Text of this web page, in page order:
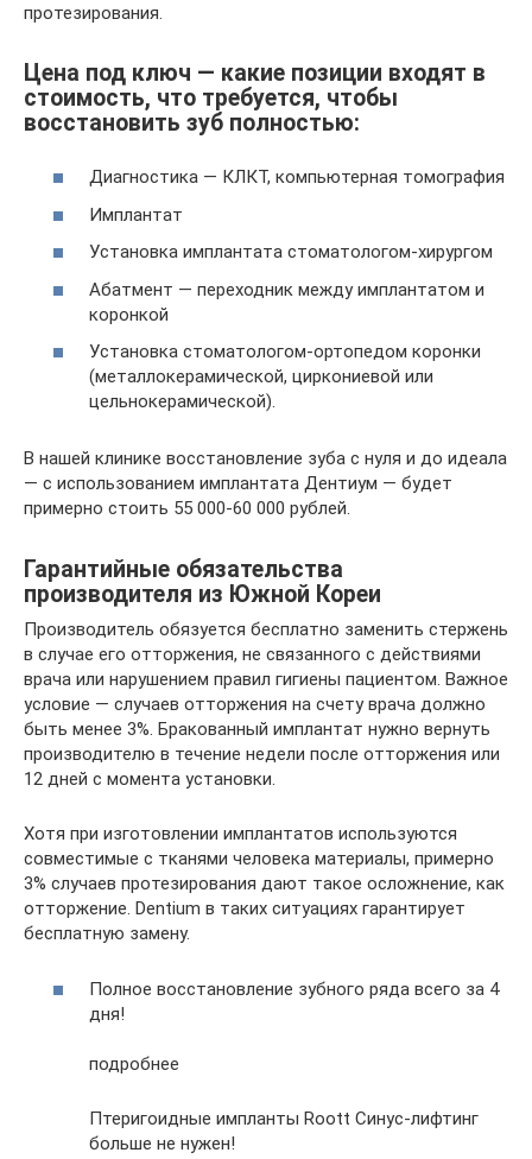
протезирования.
Цена под ключ — какие позиции входят в
стоимость, что требуется, чтобы
восстановить зуб полностью:
Диагностика — КЛКТ, компьютерная томография
Имплантат
Установка имплантата стоматологом-хирургом
Абатмент — переходник между имплантатом и
коронкой
Установка стоматологом-ортопедом коронки
(металлокерамической, циркониевой или
цельнокерамической).
В нашей клинике восстановление зуба с нуля и до идеала
— с использованием имплантата Дентиум — будет
примерно стоить 55 000-60 000 рублей.
Гарантийные обязательства
производителя из Южной Кореи
Производитель обязуется бесплатно заменить стержень
в случае его отторжения, не связанного с действиями
врача или нарушением правил гигиены пациентом. Важное
условие — случаев отторжения на счету врача должно
быть менее 3%. Бракованный имплантат нужно вернуть
производителю в течение недели после отторжения или
12 дней с момента установки.
Хотя при изготовлении имплантатов используются
совместимые с тканями человека материалы, примерно
3% случаев протезирования дают такое осложнение, как
отторжение. Dentium в таких ситуациях гарантирует
бесплатную замену.
Полное восстановление зубного ряда всего за 4
дня!
подробнее
Птеригоидные импланты Roott Синус-лифтинг
больше не нужен!